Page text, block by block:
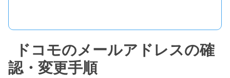
ドコモのメールアドレスの確
認・変更手順